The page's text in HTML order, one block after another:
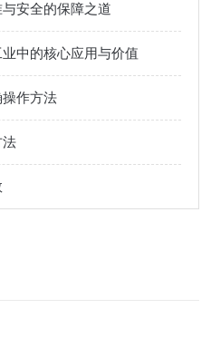
安全的保障之道
中的核心应用与价值
作方法
法